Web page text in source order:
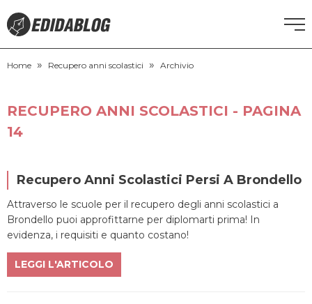
CORSI DI INGLESE
RECUPERO ANNI SCOLASTICI
SCUOLE PRIVATE
SCUOLE SERALI
NEWS
Home » Recupero anni scolastici » Archivio
RECUPERO ANNI SCOLASTICI - PAGINA
14
Recupero Anni Scolastici Persi A Brondello
Attraverso le scuole per il recupero degli anni scolastici a
Brondello puoi approfittarne per diplomarti prima! In
evidenza, i requisiti e quanto costano!
LEGGI L'ARTICOLO